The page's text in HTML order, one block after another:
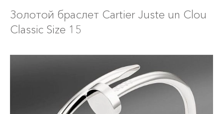
Золотой браслет Cаrtier Juste un Clou
Classic Size 15